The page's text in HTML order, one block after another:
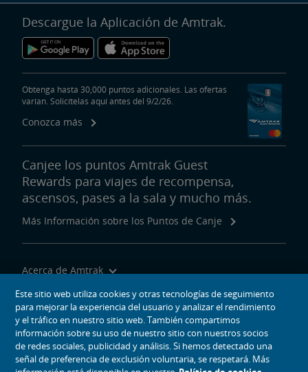
Descargue la Aplicación de Amtrak.
Obtenga hasta 30,000 puntos adicionales. Las ofertas
varían. Solicítelas aquí antes del 9/2/26.
Conozca más
Canjee los puntos Amtrak Guest
Rewards para viajes de recompensa,
ascensos, pases a la sala y mucho más.
Más Información sobre los Puntos de Canje
Acerca de Amtrak
Viajar con Nosotros
Herramientas del Sitio
Este sitio web utiliza cookies y otras tecnologías de seguimiento
para mejorar la experiencia del usuario y analizar el rendimiento
y el tráfico en nuestro sitio web. También compartimos
información sobre su uso de nuestro sitio con nuestros socios
de redes sociales, publicidad y análisis. Si hemos detectado una
señal de preferencia de exclusión voluntaria, se respetará. Más